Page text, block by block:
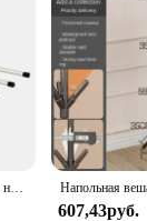
Складная вешалка для одежды не занимает места, многофункциональный инструмент для хранения, многослойный складной ящик Вешалка для брюк
607,43руб.